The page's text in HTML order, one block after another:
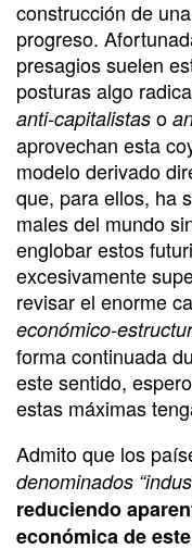
construcción de
progreso.
presagios suelen
posturas algo
anti-capitalistas o
aprovechan esta
modelo derivado
que, para ellos, ha
males del mundo
englobar estos
excesivamente
revisar el enorme
económico-
forma continuada
este sentido,
estas máximas
Admito que los
denominados
reduciendo
económica de